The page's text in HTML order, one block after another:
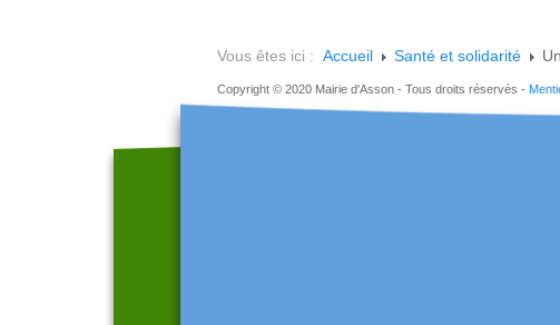
Vous êtes ici : Accueil Santé et solidarité
Copyright © 2020 Mairie d'Asson - Tous droits réservés -